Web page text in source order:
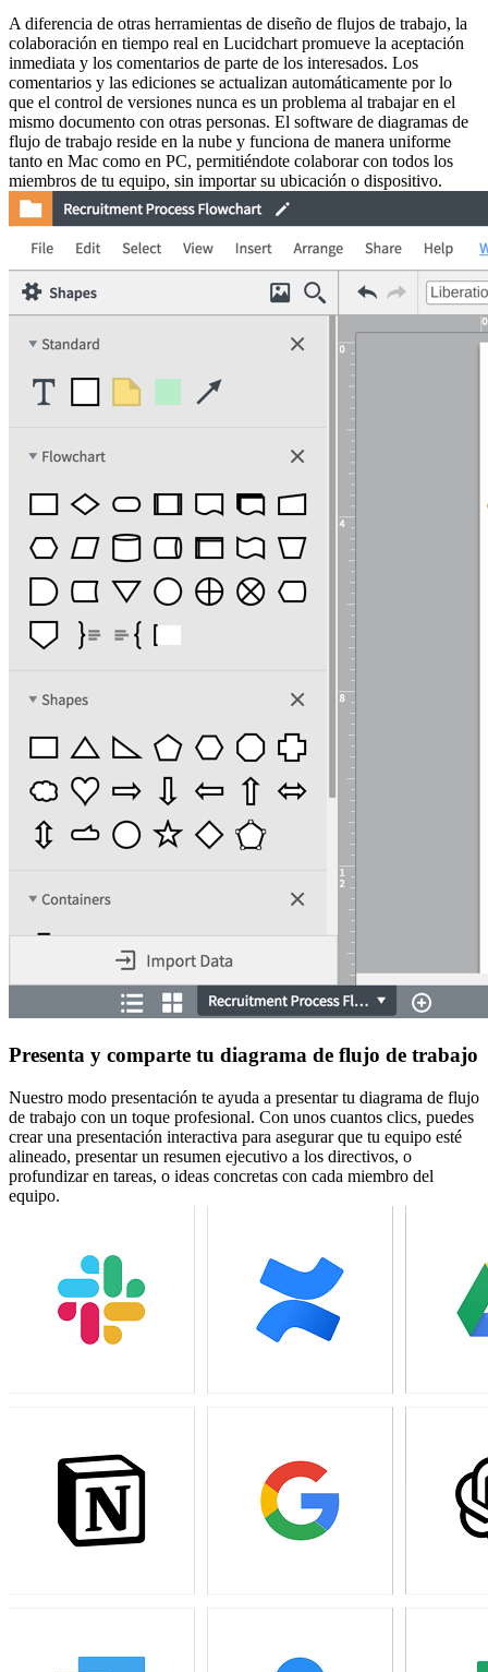
A diferencia de otras herramientas de diseño de flujos de trabajo, la
colaboración en tiempo real en Lucidchart promueve la aceptación
inmediata y los comentarios de parte de los interesados. Los
comentarios y las ediciones se actualizan automáticamente por lo
que el control de versiones nunca es un problema al trabajar en el
mismo documento con otras personas. El software de diagramas de
flujo de trabajo reside en la nube y funciona de manera uniforme
tanto en Mac como en PC, permitiéndote colaborar con todos los
miembros de tu equipo, sin importar su ubicación o dispositivo.
Presenta y comparte tu diagrama de flujo de trabajo
Nuestro modo presentación te ayuda a presentar tu diagrama de flujo
de trabajo con un toque profesional. Con unos cuantos clics, puedes
crear una presentación interactiva para asegurar que tu equipo esté
alineado, presentar un resumen ejecutivo a los directivos, o
profundizar en tareas, o ideas concretas con cada miembro del
equipo.